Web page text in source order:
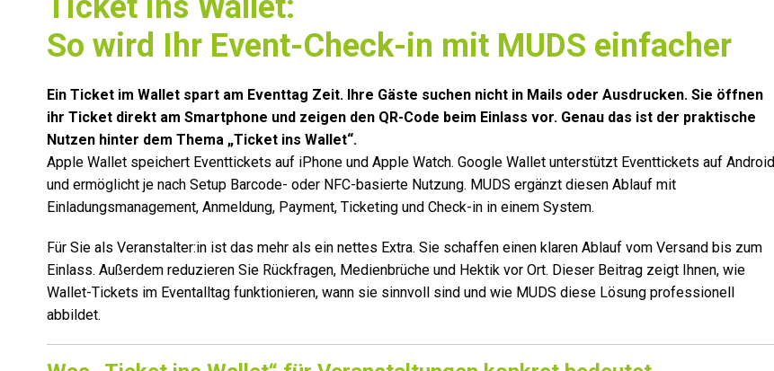
So wird Ihr Event-Check-in mit MUDS einfacher
Ein Ticket im Wallet spart am Eventtag Zeit. Ihre Gäste suchen nicht in Mails oder Ausdrucken. Sie öffnen
ihr Ticket direkt am Smartphone und zeigen den QR-Code beim Einlass vor. Genau das ist der praktische
Nutzen hinter dem Thema „Ticket ins Wallet“.
Apple Wallet speichert Eventtickets auf iPhone und Apple Watch. Google Wallet unterstützt Eventtickets auf Android
und ermöglicht je nach Setup Barcode- oder NFC-basierte Nutzung. MUDS ergänzt diesen Ablauf mit
Einladungsmanagement, Anmeldung, Payment, Ticketing und Check-in in einem System.
Für Sie als Veranstalter:in ist das mehr als ein nettes Extra. Sie schaffen einen klaren Ablauf vom Versand bis zum
Einlass. Außerdem reduzieren Sie Rückfragen, Medienbrüche und Hektik vor Ort. Dieser Beitrag zeigt Ihnen, wie
Wallet-Tickets im Eventalltag funktionieren, wann sie sinnvoll sind und wie MUDS diese Lösung professionell
abbildet.